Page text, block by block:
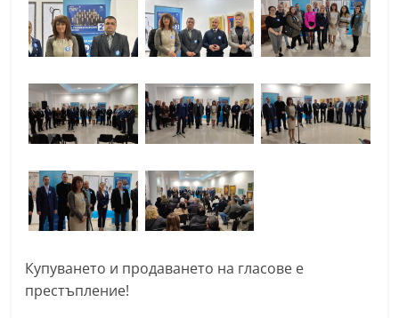
Купуването и продаването на гласове е
престъпление!